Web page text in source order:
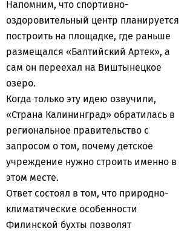
Напомним, что спортивно-
оздоровительный центр планируется
построить на площадке, где раньше
размещался «Балтийский Артек», а
сам он переехал на Виштынецкое
озеро.
Когда только эту идею озвучили,
«Страна Калининград» обратилась в
региональное правительство с
запросом о том, почему детское
учреждение нужно строить именно в
этом месте.
Ответ состоял в том, что природно-
климатические особенности
Филинской бухты позволят